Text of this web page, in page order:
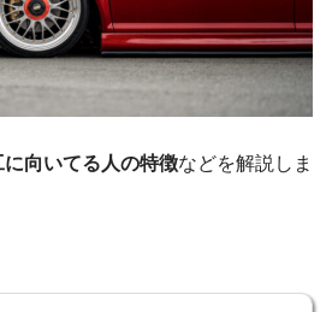
に向いてる人の特徴などを解説しま